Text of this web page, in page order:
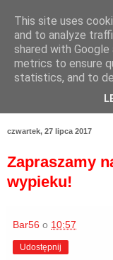
czwartek, 27 lipca 2017
Zapraszamy
wypieku!
Bar56 o 10:57
Udostępnij
This site uses
and to analyze
shared with
metrics to ensure
statistics, and to